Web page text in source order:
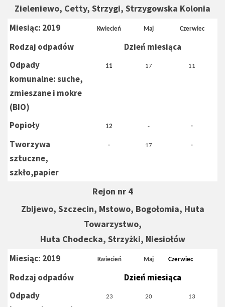
Zieleniewo, Cetty, Strzygi, Strzygowska Kolonia
Miesiąc: 2019 Kwiecień Maj Czerwiec
Rodzaj odpadów
Dzień miesiąca
Odpady
komunalne: suche,
zmieszane i mokre
(BIO)
11 17 11
Popioły 12 - -
Tworzywa
sztuczne,
szkło,papier
- 17 -
Rejon nr 4
Zbijewo, Szczecin, Mstowo, Bogołomia, Huta
Towarzystwo,
Huta Chodecka, Strzyżki, Niesiołów
Miesiąc: 2019 Kwiecień Maj Czerwiec
Rodzaj odpadów
Dzień miesiąca
Odpady
23 20 13